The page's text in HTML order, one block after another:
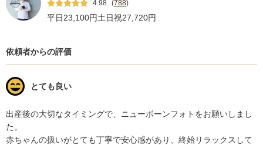
4.98 (788)
平日23,100円土日祝27,720円
依頼者からの評価
とても良い
出産後の大切なタイミングで、ニューボーンフォトをお願いしまし
た。
赤ちゃんの扱いがとても丁寧で安心感があり、終始リラックスして